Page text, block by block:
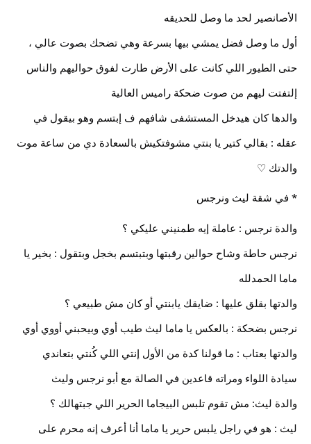
الأصانصير لحد ما وصل للحديقه
أول ما وصل فضل يمشي بيها بسرعة وهي تضحك بصوت عالي ،
حتى الطيور اللي كانت على الأرض طارت لفوق حواليهم والناس
إلتفتت ليهم من صوت ضحكة راميس العالية
والدها كان هيدخل المستشفى شافهم ف إبتسم وهو بيقول في
عقله : بقالي كتير يا بنتي مشوفتكيش بالسعادة دي من ساعة موت
والدتك ♡
* في شقة ليث ونرجس
والدة نرجس : عاملة إيه طمنيني عليكي ؟
نرجس حاطة وشاح حوالين رقبتها وبتبتسم بخجل وبتقول : بخير يا
ماما الحمدلله
والدتها بقلق عليها : ضايقك يابنتي أو كان مش طبيعي ؟
نرجس بضحكة : بالعكس يا ماما ليث طيب أوي وبيحبني أووي أوي
والدتها بعتاب : ما قولنا كدة من الأول إنتي اللي كُنتي بتعاندي
سيادة اللواء ومراته قاعدين في الصالة مع أبو نرجس وليث
والدة ليث: مش تقوم تلبس البيجاما الحرير اللي جبتهالك ؟
ليث : هو في راجل يلبس حرير يا ماما أنا أعرف إنه محرم على